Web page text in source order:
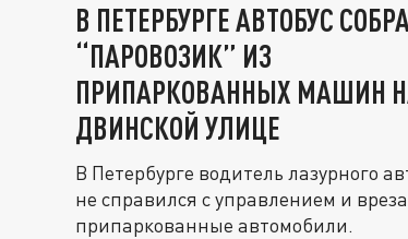
В ПЕТЕРБУРГЕ АВТОБУС
“ПАРОВОЗИК” ИЗ
ПРИПАРКОВАННЫХ МАШИН
ДВИНСКОЙ УЛИЦЕ
В Петербурге водитель лазурного
не справился с управлением и
припаркованные автомобили.